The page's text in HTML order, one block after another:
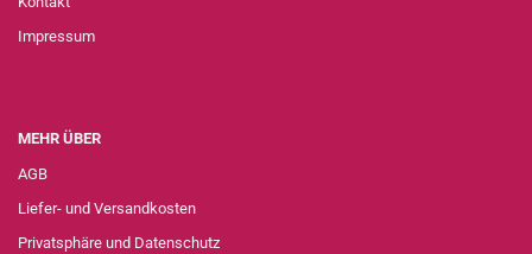
Impressum
MEHR ÜBER
AGB
Liefer- und Versandkosten
Privatsphäre und Datenschutz